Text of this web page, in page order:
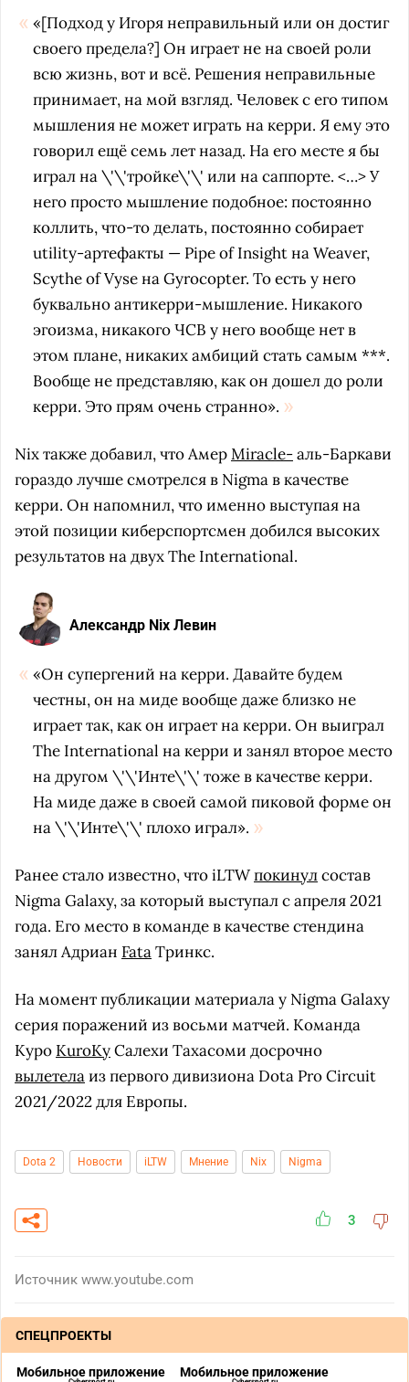
«[Подход у Игоря неправильный или он достиг
своего предела?] Он играет не на своей роли
всю жизнь, вот и всё. Решения неправильные
принимает, на мой взгляд. Человек с его типом
мышления не может играть на керри. Я ему это
говорил ещё семь лет назад. На его месте я бы
играл на \'\'тройке\'\' или на саппорте. <…> У
него просто мышление подобное: постоянно
коллить, что-то делать, постоянно собирает
utility-артефакты — Pipe of Insight на Weaver,
Scythe of Vyse на Gyrocopter. То есть у него
буквально антикерри-мышление. Никакого
эгоизма, никакого ЧСВ у него вообще нет в
этом плане, никаких амбиций стать самым ***.
Вообще не представляю, как он дошел до роли
керри. Это прям очень странно».
Nix также добавил, что АмерMiracle-аль-Баркави
гораздо лучше смотрелся в Nigma в качестве
керри. Он напомнил, что именно выступая на
этой позиции киберспортсмен добился высоких
результатов на двух The International.
Александр Nix Левин
«Он супергений на керри. Давайте будем
честны, он на миде вообще даже близко не
играет так, как он играет на керри. Он выиграл
The International на керри и занял второе место
на другом \'\'Инте\'\' тоже в качестве керри.
На миде даже в своей самой пиковой форме он
на \'\'Инте\'\' плохо играл».
Ранее стало известно, что iLTWпокинулсостав
Nigma Galaxy, за который выступал c апреля 2021
года. Его место в команде в качестве стендина
занял Адриан FataТринкс.
На момент публикации материала у Nigma Galaxy
серия поражений из восьми матчей. Команда
Куро KuroKyСалехи Тахасоми досрочно
вылетелаиз первого дивизиона Dota Pro Circuit
2021/2022 для Европы.
Dota 2 Новости iLTW Мнение Nix Nigma
3
Источник www.youtube.com
СПЕЦПРОЕКТЫ
Мобильное приложение Мобильное приложение